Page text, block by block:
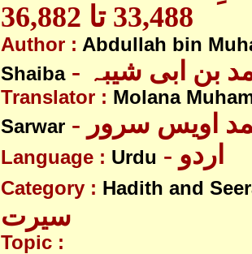
33,488 تا 36,882
Author : Abdullah bin
Shaiba
بن ابی شیبہ
Translator : Molana
Sarwar
اویس سرور
Language : Urdu - اردو
Category : Hadith and
سیرت
Topic :